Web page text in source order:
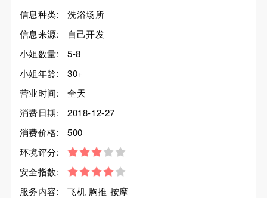
信息种类:
洗浴场所
信息来源:
自己开发
小姐数量:
5-8
小姐年龄:
30+
营业时间:
全天
消费日期:
2018-12-27
消费价格:
500
环境评分:
安全指数:
服务内容:
飞机 胸推 按摩